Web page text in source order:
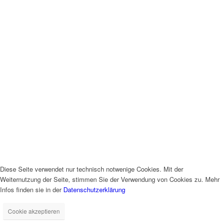
Diese Seite verwendet nur technisch notwenige Cookies. Mit der
Weiternutzung der Seite, stimmen Sie der Verwendung von Cookies zu. Mehr
Infos finden sie in der Datenschutzerklärung
Cookie akzeptieren